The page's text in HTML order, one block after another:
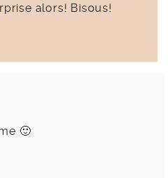
alors! Bisous!
🙂